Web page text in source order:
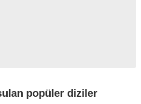
popüler diziler